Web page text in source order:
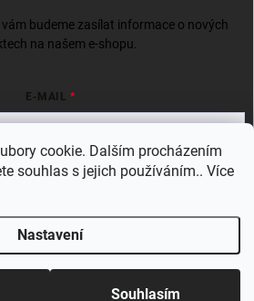
cookie. Dalším procházením
souhlas s jejich používáním.. Více
Nastavení
Souhlasím
budeme zasílat informace o nových
na našem e-shopu.
E-MAIL
s
Přihlásit se
. Všechna práva vyhrazena.